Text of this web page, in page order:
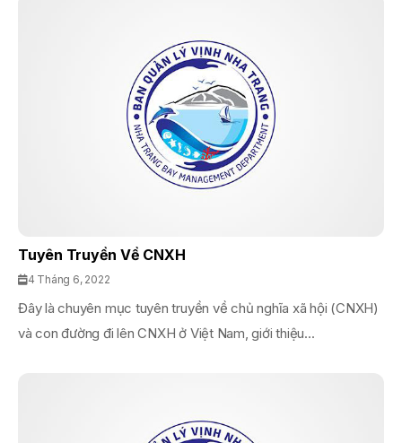
Tuyên Truyền Về CNXH
4 Tháng 6, 2022
Đây là chuyên mục tuyên truyền về chủ nghĩa xã hội (CNXH)
và con đường đi lên CNXH ở Việt Nam, giới thiệu...